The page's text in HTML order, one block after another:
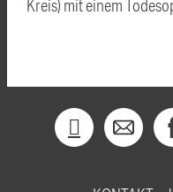
Kreis) mit einem